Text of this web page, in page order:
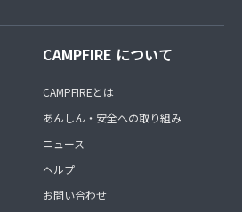
CAMPFIRE について
CAMPFIREとは
あんしん・安全への取り組み
ニュース
ヘルプ
お問い合わせ